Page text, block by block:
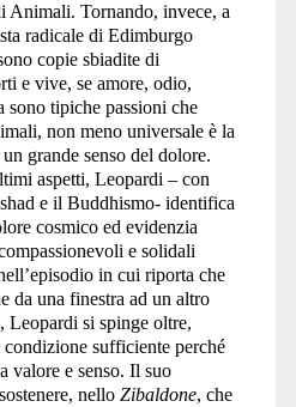
Animali. Tornando, invece, a
radicale di Edimburgo
copie sbiadite di
e vive, se amore, odio,
sono tipiche passioni che
non meno universale è la
grande senso del dolore.
aspetti, Leopardi – con
e il Buddhismo- identifica
cosmico ed evidenzia
e solidali
in cui riporta che
da una finestra ad un altro
Leopardi si spinge oltre,
sufficiente perché
valore e senso. Il suo
nello Zibaldone, che